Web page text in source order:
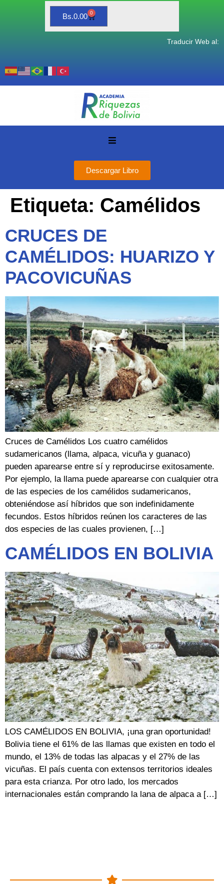
Bs.0.00 0
Traducir Web al:
Descargar Libro
Etiqueta: Camélidos
CRUCES DE
CAMÉLIDOS: HUARIZO Y
PACOVICUÑAS
Cruces de Camélidos Los cuatro camélidos
sudamericanos (llama, alpaca, vicuña y guanaco)
pueden aparearse entre sí y reproducirse exitosamente.
Por ejemplo, la llama puede aparearse con cualquier otra
de las especies de los camélidos sudamericanos,
obteniéndose así híbridos que son indefinidamente
fecundos. Estos híbridos reúnen los caracteres de las
dos especies de las cuales provienen, […]
CAMÉLIDOS EN BOLIVIA
LOS CAMÉLIDOS EN BOLIVIA, ¡una gran oportunidad!
Bolivia tiene el 61% de las llamas que existen en todo el
mundo, el 13% de todas las alpacas y el 27% de las
vicuñas. El país cuenta con extensos territorios ideales
para esta crianza. Por otro lado, los mercados
internacionales están comprando la lana de alpaca a […]